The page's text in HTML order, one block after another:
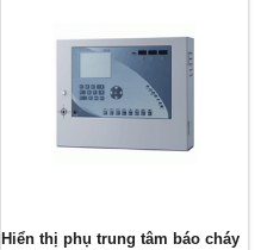
Hiển thị phụ trung tâm báo cháy